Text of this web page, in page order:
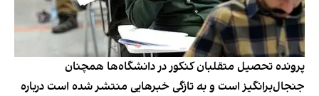
پرونده تحصیل متقلبان کنکور در دانشگاه‌ها همچنان
جنجال‌برانگیز است و به تازگی خبرهایی منتشر شده است درباره